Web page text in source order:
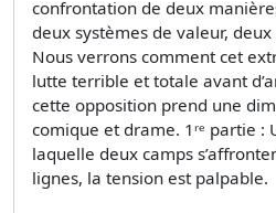
confrontation de deux
deux systèmes de valeur,
Nous verrons comment cet
lutte terrible et totale avant
cette opposition prend une
comique et drame. 1ʳᵉ partie
laquelle deux camps
lignes, la tension est palpable.